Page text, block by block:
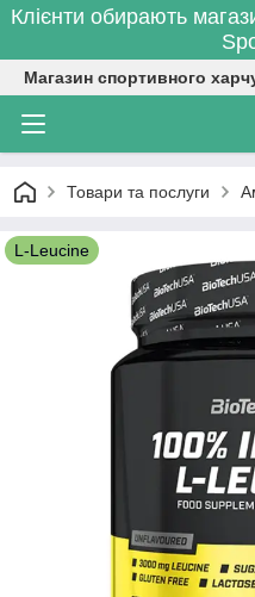
Клієнти обирають
Магазин спортивного
Товари та послуги
L-Leucine